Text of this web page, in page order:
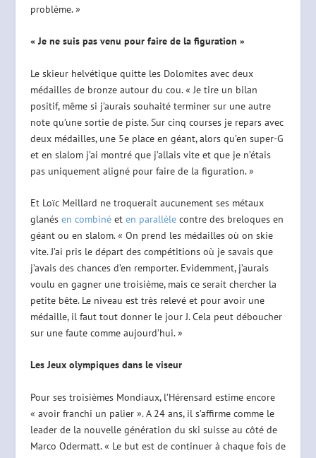
problème. »
« Je ne suis pas venu pour faire de la figuration »
Le skieur helvétique quitte les Dolomites avec deux
médailles de bronze autour du cou. « Je tire un bilan
positif, même si j’aurais souhaité terminer sur une autre
note qu’une sortie de piste. Sur cinq courses je repars avec
deux médailles, une 5e place en géant, alors qu’en super-G
et en slalom j’ai montré que j’allais vite et que je n’étais
pas uniquement aligné pour faire de la figuration. »
Et Loïc Meillard ne troquerait aucunement ses métaux
glanés en combiné et en parallèlecontre des breloques en
géant ou en slalom. « On prend les médailles où on skie
vite. J’ai pris le départ des compétitions où je savais que
j’avais des chances d’en remporter. Evidemment, j’aurais
voulu en gagner une troisième, mais ce serait chercher la
petite bête. Le niveau est très relevé et pour avoir une
médaille, il faut tout donner le jour J. Cela peut déboucher
sur une faute comme aujourd’hui. »
Les Jeux olympiques dans le viseur
Pour ses troisièmes Mondiaux, l’Hérensard estime encore
« avoir franchi un palier ». A 24 ans, il s’affirme comme le
leader de la nouvelle génération du ski suisse au côté de
Marco Odermatt. « Le but est de continuer à chaque fois de